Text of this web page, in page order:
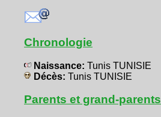
Chronologie
Naissance: Tunis TUNISIE
Décès: Tunis TUNISIE
Parents et grand-parents